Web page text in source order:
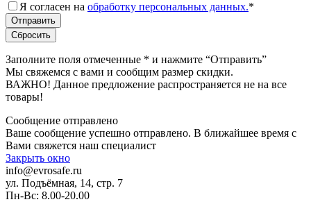
Я согласен на обработку персональных данных.*
Заполните поля отмеченные * и нажмите “Отправить”
Мы свяжемся с вами и сообщим размер скидки.
ВАЖНО! Данное предложение распространяется не на все
товары!
Сообщение отправлено
Ваше сообщение успешно отправлено. В ближайшее время с
Вами свяжется наш специалист
Закрыть окно
info@evrosafe.ru
ул. Подъёмная, 14, стр. 7
Пн-Вс: 8.00-20.00